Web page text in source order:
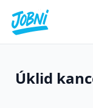
Úklid